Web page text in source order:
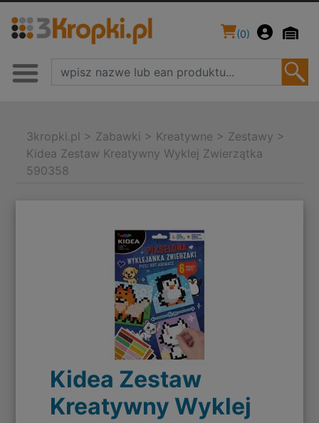
(0)
3kropki.pl > Zabawki > Kreatywne > Zestawy >
Kidea Zestaw Kreatywny Wyklej Zwierzątka
590358
Kidea Zestaw
Kreatywny Wyklej